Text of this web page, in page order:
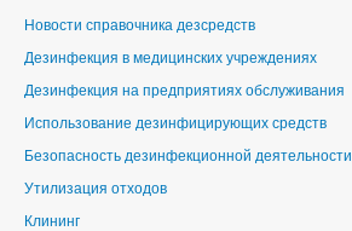
Новости справочника дезсредств
Дезинфекция в медицинских учреждениях
Дезинфекция на предприятиях обслуживания
Использование дезинфицирующих средств
Безопасность дезинфекционной деятельности
Утилизация отходов
Клининг